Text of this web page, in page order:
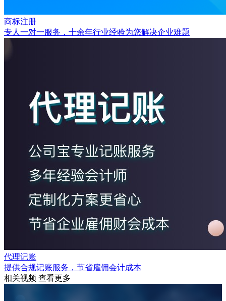
商标注册
专人一对一服务，十余年行业经验为您解决企业难题
代理记账
提供合规记账服务，节省雇佣会计成本
相关视频 查看更多